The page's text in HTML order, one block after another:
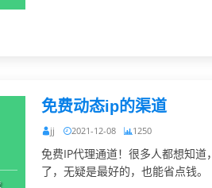
免费动态ip的渠道
jj 2021-12-08 1250
免费IP代理通道！很多人都想知
了，无疑是最好的，也能省点钱。